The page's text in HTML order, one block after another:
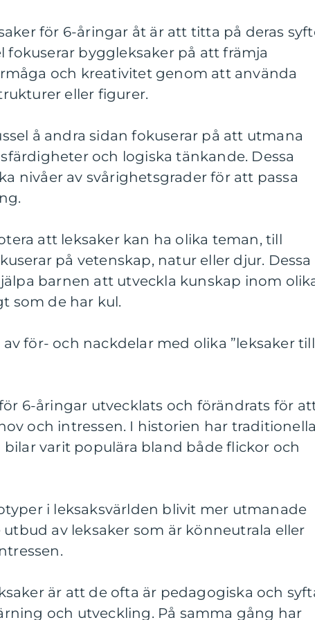
för 6-åringar åt är att titta på deras
fokuserar byggleksaker på att främja
och kreativitet genom att använda
eller figurer.
å andra sidan fokuserar på att utmana
och logiska tänkande. Dessa
nivåer av svårighetsgrader för att passa
att leksaker kan ha olika teman, till
på vetenskap, natur eller djur. Dessa
barnen att utveckla kunskap inom
som de har kul.
för- och nackdelar med olika ”leksaker till
6-åringar utvecklats och förändrats för
och intressen. I historien har
varit populära bland både flickor och
i leksaksvärlden blivit mer utmanade
av leksaker som är könneutrala eller
är att de ofta är pedagogiska och
och utveckling. På samma gång har